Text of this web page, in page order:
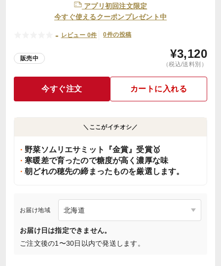
アプリ初回注文限定
今すぐ使えるクーポンプレゼント中
- レビュー 0件 0件の投稿
販売中 ¥3,120
（税込/送料別）
今すぐ注文 カートに入れる
＼ここがイチオシ／
野菜ソムリエサミット『金賞』受賞🥇
寒暖差で育ったので糖度が高く濃厚な味
朝どれの穂先の締まったものを厳選します。
お届け地域
お届け日は指定できません。
ご注文後の1〜30日以内で発送します。